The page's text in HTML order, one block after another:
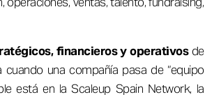
financieros y operativosde
una compañía pasa de “equipo
está en la Scaleup Spain Network, la